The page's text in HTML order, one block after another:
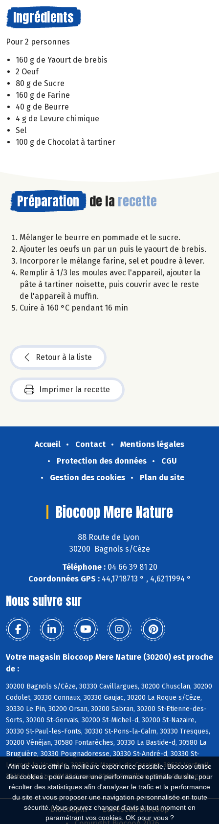
Afin de vous offrir la meilleure expérience possible, Biocoop utilise
des cookies : pour assurer une performance optimale du site, pour
récolter des statistiques afin d'analyser le trafic et la performance
du site et vous proposer une navigation personnalisée en toute
sécurité. Vous pouvez changer d'avis à tout moment en
paramétrant vos cookies. OK pour vous ?
Ingrédients
Pour 2 personnes
160 g de Yaourt de brebis
2 Oeuf
80 g de Sucre
160 g de Farine
40 g de Beurre
4 g de Levure chimique
Sel
100 g de Chocolat à tartiner
Préparation de la recette
Mélanger le beurre en pommade et le sucre.
Ajouter les oeufs un par un puis le yaourt de brebis.
Incorporer le mélange farine, sel et poudre à lever.
Remplir à 1/3 les moules avec l'appareil, ajouter la
pâte à tartiner noisette, puis couvrir avec le reste
de l'appareil à muffin.
Cuire à 160 °C pendant 16 min
Retour à la liste
Imprimer la recette
Accueil Contact
Mentions légales
Protection des données
CGU
Gestion des cookies
Plan du site
Biocoop Mere Nature
88 Route de Lyon
30200 Bagnols s/Cèze
Téléphone :04 66 39 81 20
Coordonnées GPS :44,1718713 ° , 4,6211994 °
Nous suivre sur
Votre magasin Biocoop Mere Nature (30200) est proche
de :
30200 Bagnols s/Cèze, 30330 Cavillargues, 30200 Chusclan, 30200
Codolet, 30330 Connaux, 30330 Gaujac, 30200 La Roque s/Cèze,
30330 Le Pin, 30200 Orsan, 30200 Sabran, 30200 St-Etienne-des-
Sorts, 30200 St-Gervais, 30200 St-Michel-d, 30200 St-Nazaire,
30330 St-Paul-les-Fonts, 30330 St-Pons-la-Calm, 30330 Tresques,
30200 Vénéjan, 30580 Fontarèches, 30330 La Bastide-d, 30580 La
Bruguière, 30330 Pougnadoresse, 30330 St-André-d, 30330 St-
Laurent-la-Vernède, 30330 St-Marcel-de-Careiret, 30630 Verfeuil,
30760 Aiguèze, 30130 Carsan, 30630 Cornillon, 30630 Goudargues
Biocoop.fr
Le réseau Biocoop